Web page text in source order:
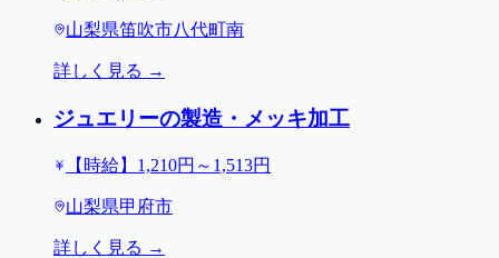
山梨県笛吹市八代町南
詳しく見る →
ジュエリーの製造・メッキ加工
【時給】1,210円～1,513円
山梨県甲府市
詳しく見る →